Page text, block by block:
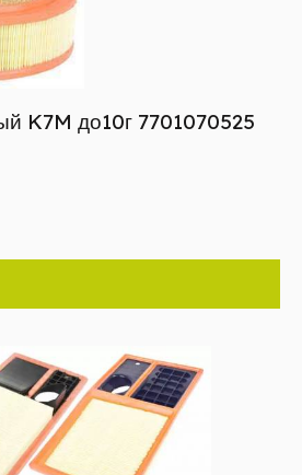
K7M до10г 7701070525